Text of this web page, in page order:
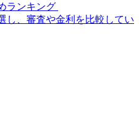
ランキング
し、審査や金利を比較してい